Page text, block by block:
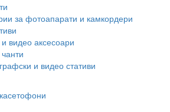
за фотоапарати и камкордери
видео аксесоари
и видео стативи